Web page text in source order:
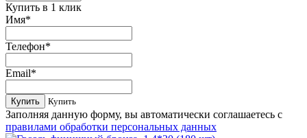
Купить в 1 клик
Имя*
Телефон*
Email*
Купить Купить
Заполняя данную форму, вы автоматически соглашаетесь с
правилами обработки персональных данных